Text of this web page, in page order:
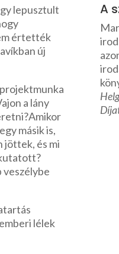
lepusztult
értették
új
a lány
másik is,
jöttek, és mi
lélek
A